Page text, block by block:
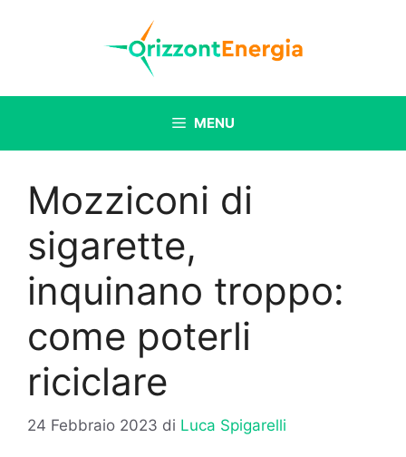
MENU
Mozziconi di
sigarette,
inquinano troppo:
come poterli
riciclare
24 Febbraio 2023 di Luca Spigarelli